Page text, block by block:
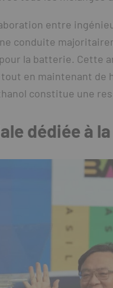
entre
conduite
la batterie. Cette
en maintenant de
constitue une
dédiée à la